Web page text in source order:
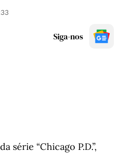
Siga-nos
série “Chicago P.D.”,